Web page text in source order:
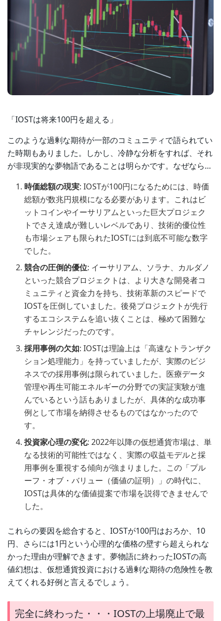
「IOSTは将来100円を超える」
このような過剰な期待が一部のコミュニティで語られてい
た時期もありました。しかし、冷静な分析をすれば、それ
が非現実的な夢物語であることは明らかです。なぜなら…
時価総額の現実: IOSTが100円になるためには、時価
総額が数兆円規模になる必要があります。これはビ
ットコインやイーサリアムといった巨大プロジェク
トでさえ達成が難しいレベルであり、技術的優位性
も市場シェアも限られたIOSTには到底不可能な数字
でした。
競合の圧倒的優位: イーサリアム、ソラナ、カルダノ
といった競合プロジェクトは、より大きな開発者コ
ミュニティと資金力を持ち、技術革新のスピードで
IOSTを圧倒していました。後発プロジェクトが先行
するエコシステムを追い抜くことは、極めて困難な
チャレンジだったのです。
採用事例の欠如: IOSTは理論上は「高速なトランザク
ション処理能力」を持っていましたが、実際のビジ
ネスでの採用事例は限られていました。医療データ
管理や再生可能エネルギーの分野での実証実験が進
んでいるという話もありましたが、具体的な成功事
例として市場を納得させるものではなかったので
す。
投資家心理の変化: 2022年以降の仮想通貨市場は、単
なる技術的可能性ではなく、実際の収益モデルと採
用事例を重視する傾向が強まりました。この「プル
ーフ・オブ・バリュー（価値の証明）」の時代に、
IOSTは具体的な価値提案で市場を説得できませんで
した。
これらの要因を総合すると、IOSTが100円はおろか、10
円、さらには1円という心理的な価格の壁すら超えられな
かった理由が理解できます。夢物語に終わったIOSTの高
値幻想は、仮想通貨投資における過剰な期待の危険性を教
えてくれる好例と言えるでしょう。
完全に終わった・・・IOSTの上場廃止で最